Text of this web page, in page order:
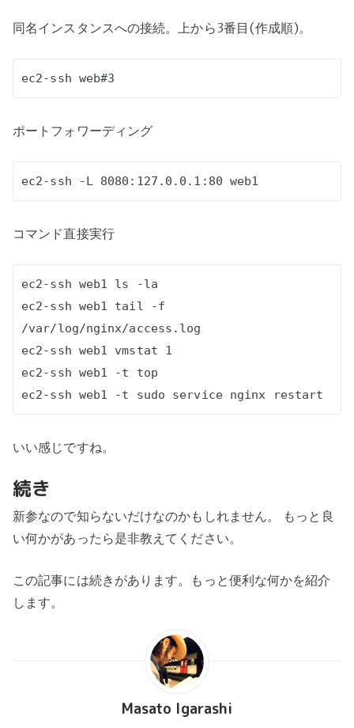
同名インスタンスへの接続。上から3番目(作成順)。
ポートフォワーディング
コマンド直接実行
ec2-ssh web1 ls -la
ec2-ssh web1 tail -f
/var/log/nginx/access.log
ec2-ssh web1 vmstat 1
ec2-ssh web1 -t top
いい感じですね。
続き
新参なので知らないだけなのかもしれません。 もっと良
い何かがあったら是非教えてください。
この記事には続きがあります。もっと便利な何かを紹介
します。
Masato Igarashi